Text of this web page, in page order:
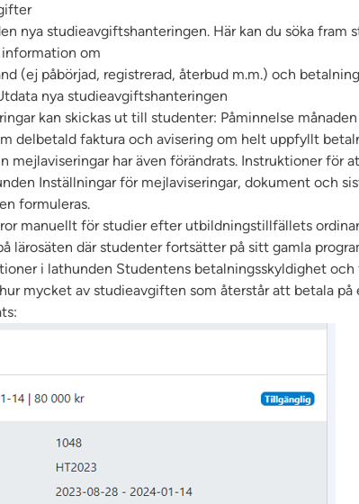
nya studieavgiftshanteringen. Här kan du söka fram
om
(ej påbörjad, registrerad, återbud m.m.) och
nya studieavgiftshanteringen
kan skickas ut till studenter: Påminnelse
delbetald faktura och avisering om helt uppfyllt
mejlaviseringar har även förändrats. Instruktioner för
Inställningar för mejlaviseringar, dokument och
formuleras.
manuellt för studier efter utbildningstillfällets
lärosäten där studenter fortsätter på sitt gamla
i lathunden Studentens betalningsskyldighet och
mycket av studieavgiften som återstår att betala